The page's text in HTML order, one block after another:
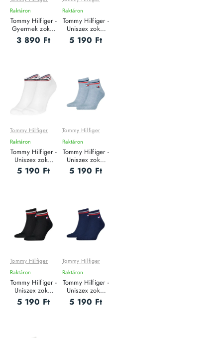
Raktáron
Tommy Hilfiger -
Gyermek zokni
szett - 2 pár
3 890 Ft
Raktáron
Tommy Hilfiger -
Uniszex zokni
szett - 2 pár
5 190 Ft
Tommy Hilfiger
Raktáron
Tommy Hilfiger -
Uniszex zokni
szett - 2 pár
5 190 Ft
Tommy Hilfiger
Raktáron
Tommy Hilfiger -
Uniszex zokni
szett - 2 pár
5 190 Ft
Tommy Hilfiger
Raktáron
Tommy Hilfiger -
Uniszex zokni
szett - 2 pár
5 190 Ft
Tommy Hilfiger
Raktáron
Tommy Hilfiger -
Uniszex zokni
szett - 2 pár
5 190 Ft